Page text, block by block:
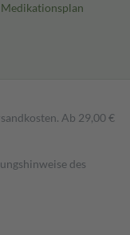
Ab 29,00 €
des